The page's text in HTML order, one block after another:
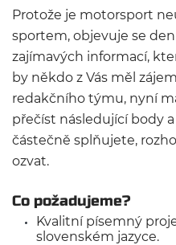
Protože je motorsport
sportem, objevuje se
zajímavých informací,
by někdo z Vás měl
redakčního týmu, nyní
přečíst následující body
částečně splňujete,
ozvat.
Co požadujeme?
Kvalitní písemný
slovenském jazyce.